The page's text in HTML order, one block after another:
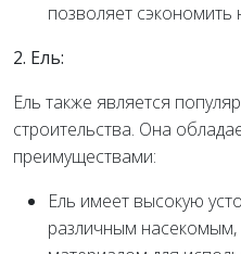
позволяет сэкономить
2. Ель:
Ель также является
строительства. Она
преимуществами:
Ель имеет высокую
различным насекомым,